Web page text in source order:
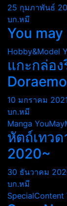
25 กุมภาพันธ์
บก.หมี
You
Hobby&Model
แกะกล่อ
10 มกราคม
บก.หมี
Manga
หัตถ์เทว
2020~
30 ธันวาคม
บก.หมี
SpecialContent